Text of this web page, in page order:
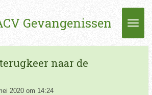
Gevangenissen
naar de
2020 om 14:24